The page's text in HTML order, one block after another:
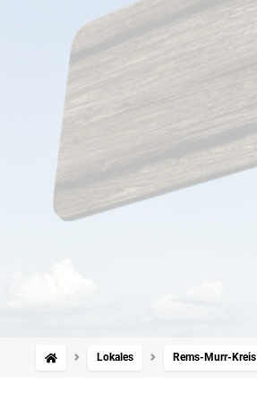
Lokales Rems-Murr-Kreis